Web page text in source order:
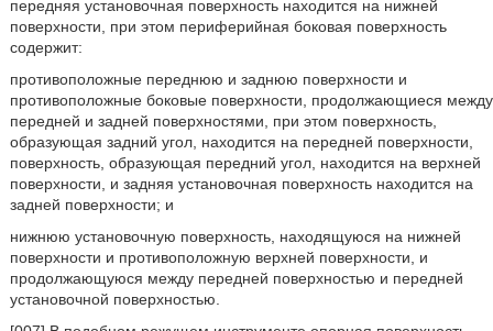
передняя установочная поверхность находится на нижней
поверхности, при этом периферийная боковая поверхность
содержит:
противоположные переднюю и заднюю поверхности и
противоположные боковые поверхности, продолжающиеся между
передней и задней поверхностями, при этом поверхность,
образующая задний угол, находится на передней поверхности,
поверхность, образующая передний угол, находится на верхней
поверхности, и задняя установочная поверхность находится на
задней поверхности; и
нижнюю установочную поверхность, находящуюся на нижней
поверхности и противоположную верхней поверхности, и
продолжающуюся между передней поверхностью и передней
установочной поверхностью.